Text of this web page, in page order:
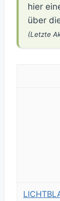
hier
über
(Letzte